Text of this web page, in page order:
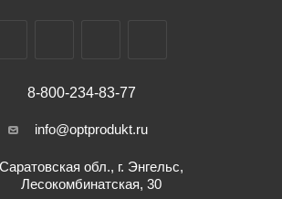
8-800-234-83-77
info@optprodukt.ru
Саратовская обл., г. Энгельс,
Лесокомбинатская, 30